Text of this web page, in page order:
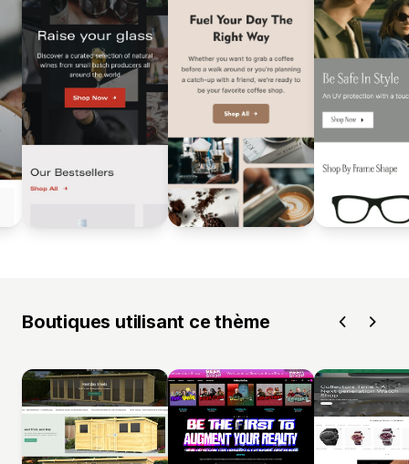
Boutiques utilisant ce thème